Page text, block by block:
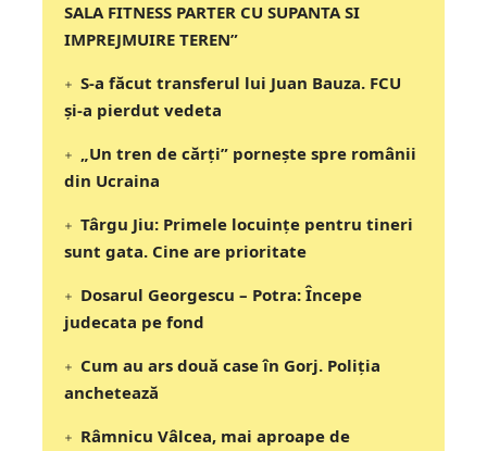
SALA FITNESS PARTER CU SUPANTA SI
IMPREJMUIRE TEREN”
S-a făcut transferul lui Juan Bauza. FCU
și-a pierdut vedeta
„Un tren de cărți” pornește spre românii
din Ucraina
Târgu Jiu: Primele locuințe pentru tineri
sunt gata. Cine are prioritate
Dosarul Georgescu – Potra: Începe
judecata pe fond
Cum au ars două case în Gorj. Poliția
anchetează
Râmnicu Vâlcea, mai aproape de